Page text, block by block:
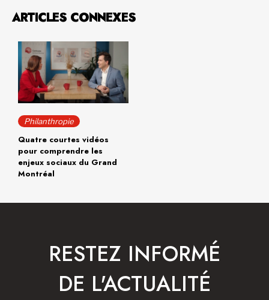
ARTICLES CONNEXES
Philanthropie
Quatre courtes vidéos
pour comprendre les
enjeux sociaux du Grand
Montréal
RESTEZ INFORMÉ
DE L'ACTUALITÉ